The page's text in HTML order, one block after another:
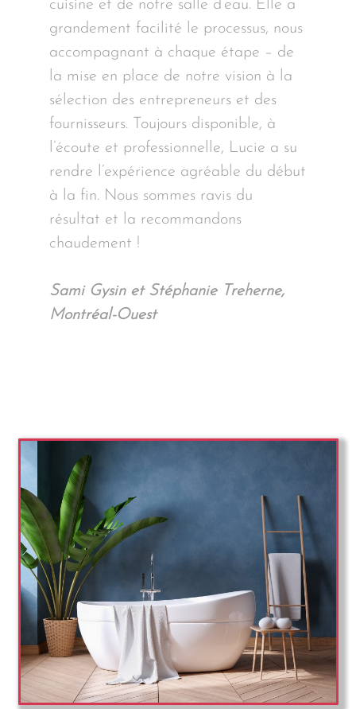
cuisine et de notre salle d’eau. Elle a
grandement facilité le processus, nous
accompagnant à chaque étape – de
la mise en place de notre vision à la
sélection des entrepreneurs et des
fournisseurs. Toujours disponible, à
l’écoute et professionnelle, Lucie a su
rendre l’expérience agréable du début
à la fin. Nous sommes ravis du
résultat et la recommandons
chaudement !
Sami Gysin et Stéphanie Treherne,
Montréal-Ouest